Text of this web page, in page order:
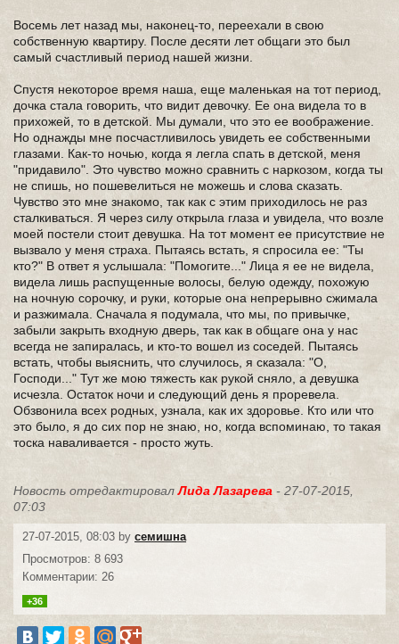
Восемь лет назад мы, наконец-то, переехали в свою
собственную квартиру. После десяти лет общаги это был
самый счастливый период нашей жизни.
Спустя некоторое время наша, еще маленькая на тот период,
дочка стала говорить, что видит девочку. Ее она видела то в
прихожей, то в детской. Мы думали, что это ее воображение.
Но однажды мне посчастливилось увидеть ее собственными
глазами. Как-то ночью, когда я легла спать в детской, меня
"придавило". Это чувство можно сравнить с наркозом, когда ты
не спишь, но пошевелиться не можешь и слова сказать.
Чувство это мне знакомо, так как с этим приходилось не раз
сталкиваться. Я через силу открыла глаза и увидела, что возле
моей постели стоит девушка. На тот момент ее присутствие не
вызвало у меня страха. Пытаясь встать, я спросила ее: "Ты
кто?" В ответ я услышала: "Помогите..." Лица я ее не видела,
видела лишь распущенные волосы, белую одежду, похожую
на ночную сорочку, и руки, которые она непрерывно сжимала
и разжимала. Сначала я подумала, что мы, по привычке,
забыли закрыть входную дверь, так как в общаге она у нас
всегда не запиралась, и кто-то вошел из соседей. Пытаясь
встать, чтобы выяснить, что случилось, я сказала: "О,
Господи..." Тут же мою тяжесть как рукой сняло, а девушка
исчезла. Остаток ночи и следующий день я проревела.
Обзвонила всех родных, узнала, как их здоровье. Кто или что
это было, я до сих пор не знаю, но, когда вспоминаю, то такая
тоска наваливается - просто жуть.
Новость отредактировалЛида Лазарева - 27-07-2015,
07:03
27-07-2015, 08:03 by семишна
Просмотров: 8 693
Комментарии: 26
+36